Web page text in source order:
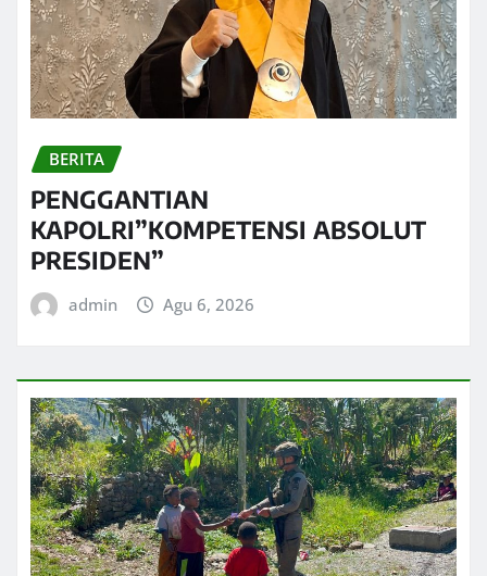
BERITA
PENGGANTIAN
KAPOLRI”KOMPETENSI ABSOLUT
PRESIDEN”
admin Agu 6, 2026